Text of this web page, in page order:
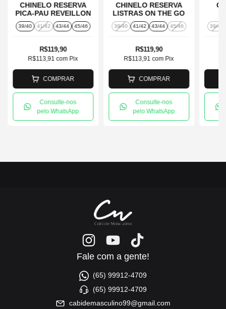
CHINELO RESERVA
PICA-PAU REVEILLON
39/40 41/42 43/44 45/46
R$119,90
R$113,91com Pix
COMPRAR
Consulte-nos
pelo WhatsApp
CHINELO RESERVA
LISTRAS ON THE GO
39/40 41/42 43/44 45/46
R$119,90
R$113,91com Pix
COMPRAR
Consulte-nos
pelo WhatsApp
39/40
Fale com a gente!
(65) 99912-4709
(65) 99912-4709
cabidemasculino99@gmail.com